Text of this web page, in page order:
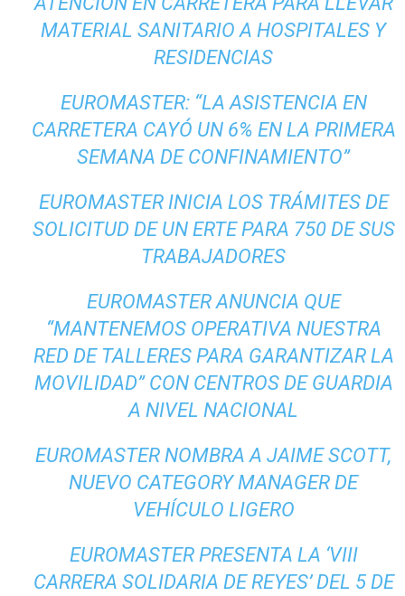
MATERIAL SANITARIO A HOSPITALES Y
RESIDENCIAS
EUROMASTER: “LA ASISTENCIA EN
CARRETERA CAYÓ UN 6% EN LA PRIMERA
SEMANA DE CONFINAMIENTO”
EUROMASTER INICIA LOS TRÁMITES DE
SOLICITUD DE UN ERTE PARA 750 DE SUS
TRABAJADORES
EUROMASTER ANUNCIA QUE
“MANTENEMOS OPERATIVA NUESTRA
RED DE TALLERES PARA GARANTIZAR LA
MOVILIDAD” CON CENTROS DE GUARDIA
A NIVEL NACIONAL
EUROMASTER NOMBRA A JAIME SCOTT,
NUEVO CATEGORY MANAGER DE
VEHÍCULO LIGERO
EUROMASTER PRESENTA LA ‘VIII
CARRERA SOLIDARIA DE REYES’ DEL 5 DE